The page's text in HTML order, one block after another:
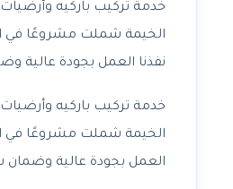
خدمة تركيب باركيه
الخيمة شملت مشروعًا في
نفذنا العمل بجودة عالية
خدمة تركيب باركيه
الخيمة شملت مشروعًا في
العمل بجودة عالية وضمان